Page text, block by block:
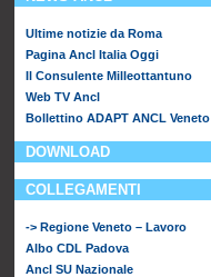
Ultime notizie da Roma
Pagina Ancl Italia Oggi
Il Consulente Milleottantuno
Web TV Ancl
Bollettino ADAPT ANCL Veneto
DOWNLOAD
COLLEGAMENTI
-> Regione Veneto – Lavoro
Albo CDL Padova
Ancl SU Nazionale